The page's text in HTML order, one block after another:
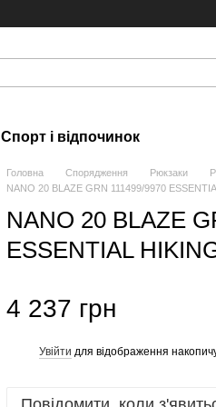
Спорт і відпочинок
Головна Спорядження Рюкзаки
NANO 20 BLAZE GRN 111499/9970
NANO 20 BLAZE
ESSENTIAL
4 237 грн
Увійти для відображення